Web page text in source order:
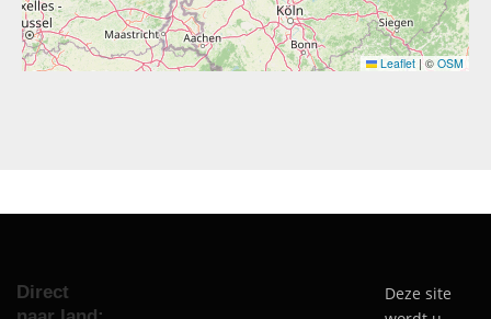
Leaflet | © OSM
Direct
Deze site